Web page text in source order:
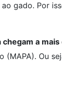
gado. Por
a
Ou